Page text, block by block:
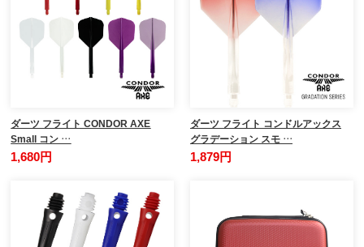
ダーツ フライト CONDOR AXE
Small コン …
1,680円
ダーツ フライト コンドルアックス
グラデーション スモ …
1,879円